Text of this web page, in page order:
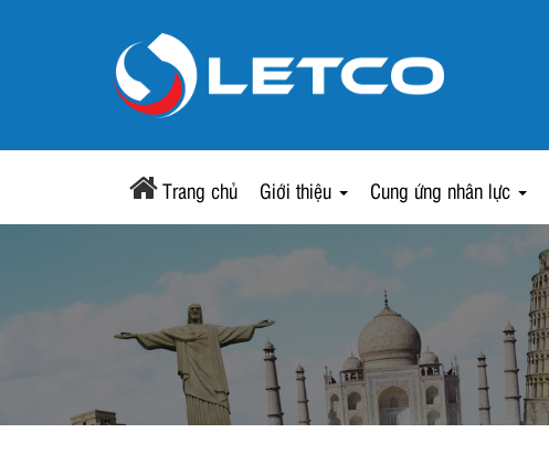
Trang chủ Giới thiệu Cung ứng nhân lực